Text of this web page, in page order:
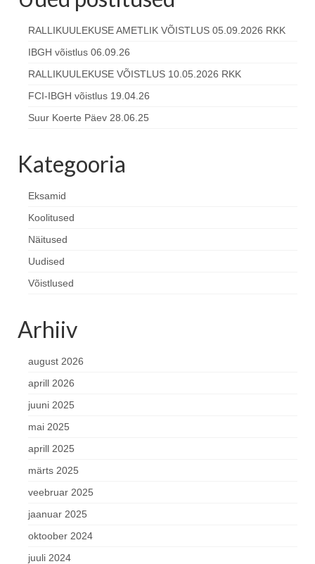
RALLIKUULEKUSE AMETLIK VÕISTLUS 05.09.2026 RKK
IBGH võistlus 06.09.26
RALLIKUULEKUSE VÕISTLUS 10.05.2026 RKK
FCI-IBGH võistlus 19.04.26
Suur Koerte Päev 28.06.25
Kategooria
Eksamid
Koolitused
Näitused
Uudised
Võistlused
Arhiiv
august 2026
aprill 2026
juuni 2025
mai 2025
aprill 2025
märts 2025
veebruar 2025
jaanuar 2025
oktoober 2024
juuli 2024